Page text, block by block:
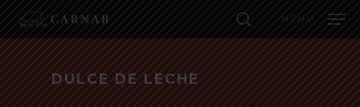
search
MENU
CARRITO
DULCE DE LECHE